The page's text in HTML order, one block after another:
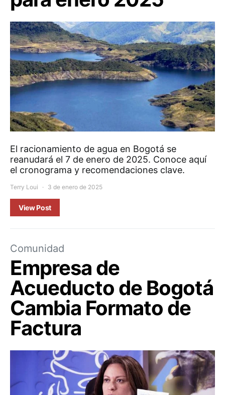
El racionamiento de agua en Bogotá se
reanudará el 7 de enero de 2025. Conoce aquí
el cronograma y recomendaciones clave.
Terry Loui 3 de enero de 2025
View Post
Comunidad
Empresa de
Acueducto de Bogotá
Cambia Formato de
Factura